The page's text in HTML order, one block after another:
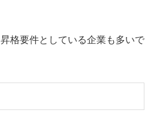
格要件としている企業も多いで